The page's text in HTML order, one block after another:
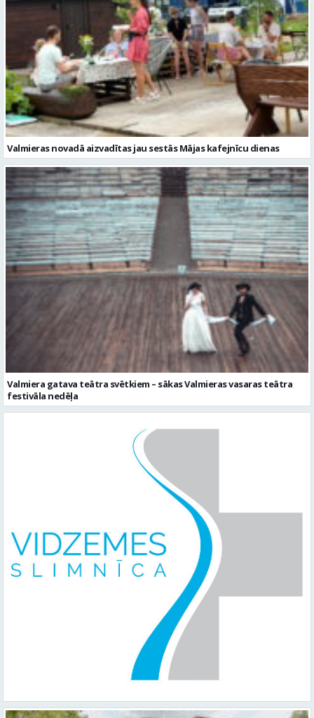
Valmieras novadā aizvadītas jau sestās Mājas kafejnīcu dienas
Valmiera gatava teātra svētkiem – sākas Valmieras vasaras teātra
festivāla nedēļa